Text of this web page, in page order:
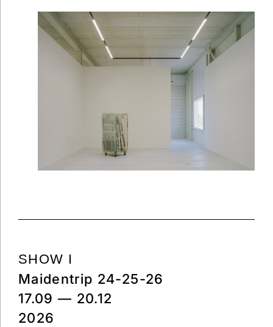
SHOW I
Maidentrip 24-25-26
17.09 — 20.12
2026